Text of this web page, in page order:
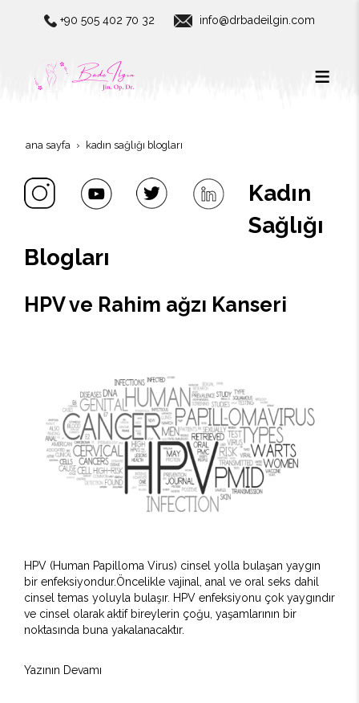
+90 505 402 70 32 info@drbadeilgin.com
ana sayfa kadın sağlığı blogları
Kadın
Sağlığı
Blogları
HPV ve Rahim ağzı Kanseri
HPV (Human Papilloma Virus) cinsel yolla bulaşan yaygın
bir enfeksiyondur.Öncelikle vajinal, anal ve oral seks dahil
cinsel temas yoluyla bulaşır. HPV enfeksiyonu çok yaygındır
ve cinsel olarak aktif bireylerin çoğu, yaşamlarının bir
noktasında buna yakalanacaktır.
Yazının Devamı